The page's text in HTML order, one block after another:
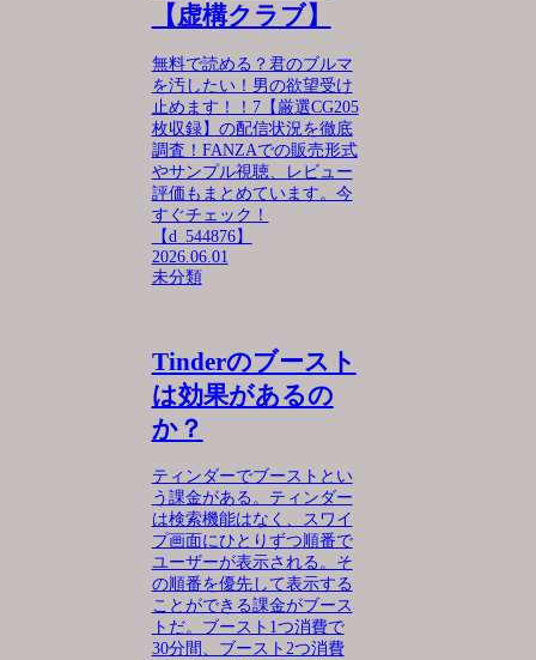
【虚構クラブ】
無料で読める？君のブルマ
を汚したい！男の欲望受け
止めます！！7【厳選CG205
枚収録】の配信状況を徹底
調査！FANZAでの販売形式
やサンプル視聴、レビュー
評価もまとめています。今
すぐチェック！
【d_544876】
2026.06.01
未分類
Tinderのブースト
は効果があるの
か？
ティンダーでブーストとい
う課金がある。ティンダー
は検索機能はなく、スワイ
プ画面にひとりずつ順番で
ユーザーが表示される。そ
の順番を優先して表示する
ことができる課金がブース
トだ。ブースト1つ消費で
30分間、ブースト2つ消費